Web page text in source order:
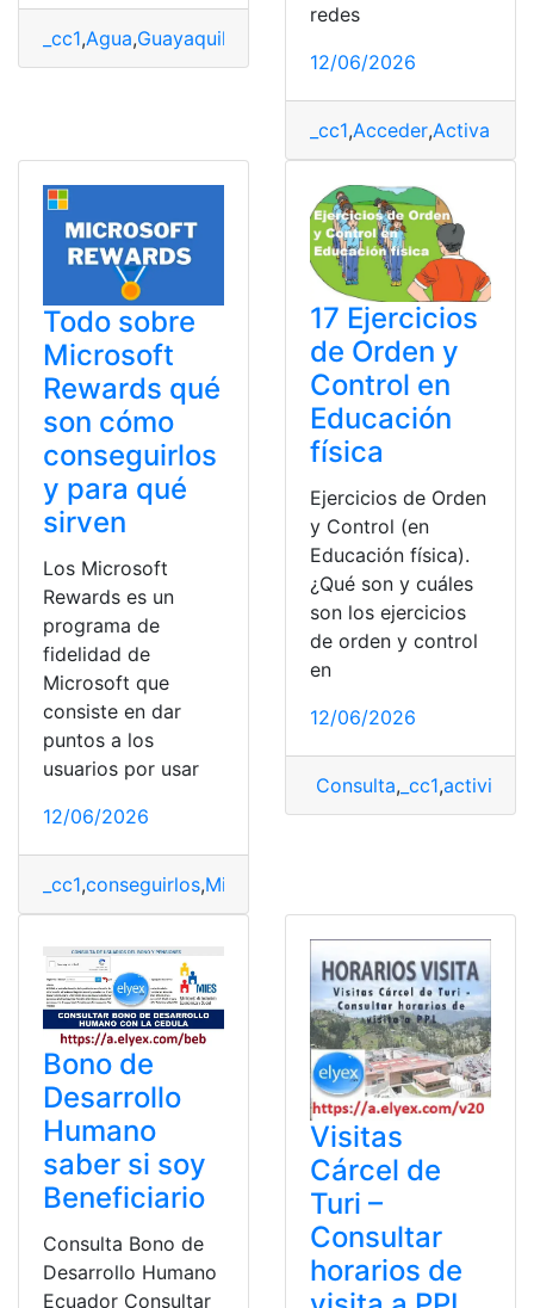
_cc1,Agua,Guayaquil
redes
12/06/2026
_cc1,Acceder,Activar
Todo sobre
Microsoft
Rewards qué
son cómo
conseguirlos
y para qué
sirven
Los Microsoft
Rewards es un
programa de
fidelidad de
Microsoft que
consiste en dar
puntos a los
usuarios por usar
12/06/2026
_cc1,conseguirlos,Microsoft
17 Ejercicios
de Orden y
Control en
Educación
física
Ejercicios de Orden
y Control (en
Educación física).
¿Qué son y cuáles
son los ejercicios
de orden y control
en
12/06/2026
Consulta, _cc1,actividad
Bono de
Desarrollo
Humano
saber si soy
Beneficiario
Consulta Bono de
Desarrollo Humano
Ecuador Consultar
Visitas
Cárcel de
Turi –
Consultar
horarios de